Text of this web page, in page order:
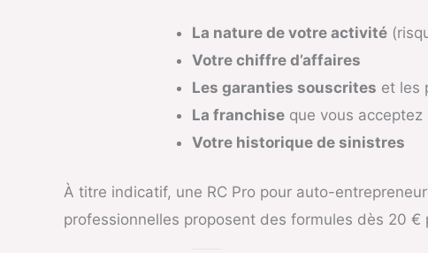
La nature de votre activité
Votre chiffre d’affaires
Les garanties souscrites et les
La franchise que vous acceptez
Votre historique de sinistres
À titre indicatif, une RC Pro pour auto-
professionnelles proposent des formules dès 20